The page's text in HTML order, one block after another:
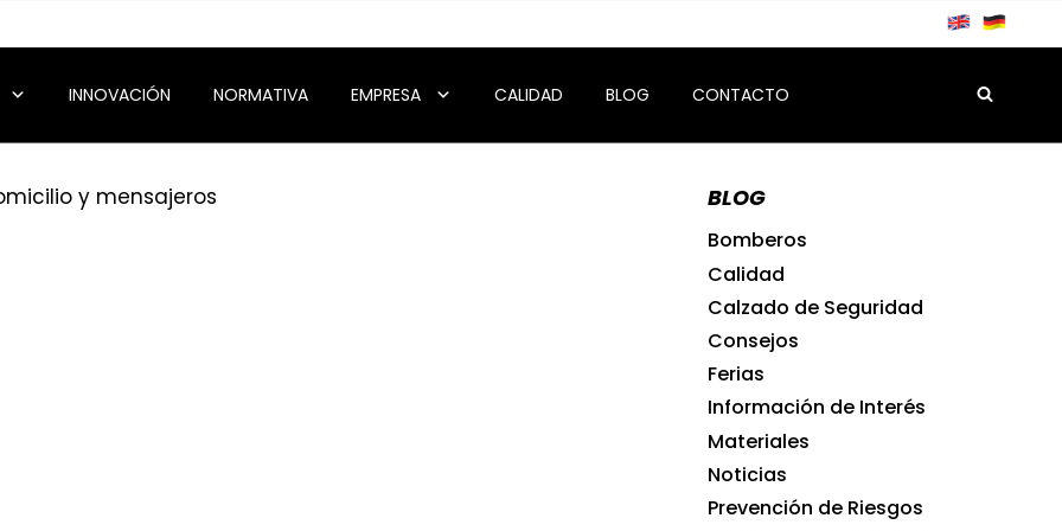
INNOVACIÓN NORMATIVA EMPRESA CALIDAD BLOG CONTACTO
BLOG
Bomberos
Calidad
Calzado de Seguridad
Consejos
Ferias
Información de Interés
Materiales
Noticias
Prevención de Riesgos